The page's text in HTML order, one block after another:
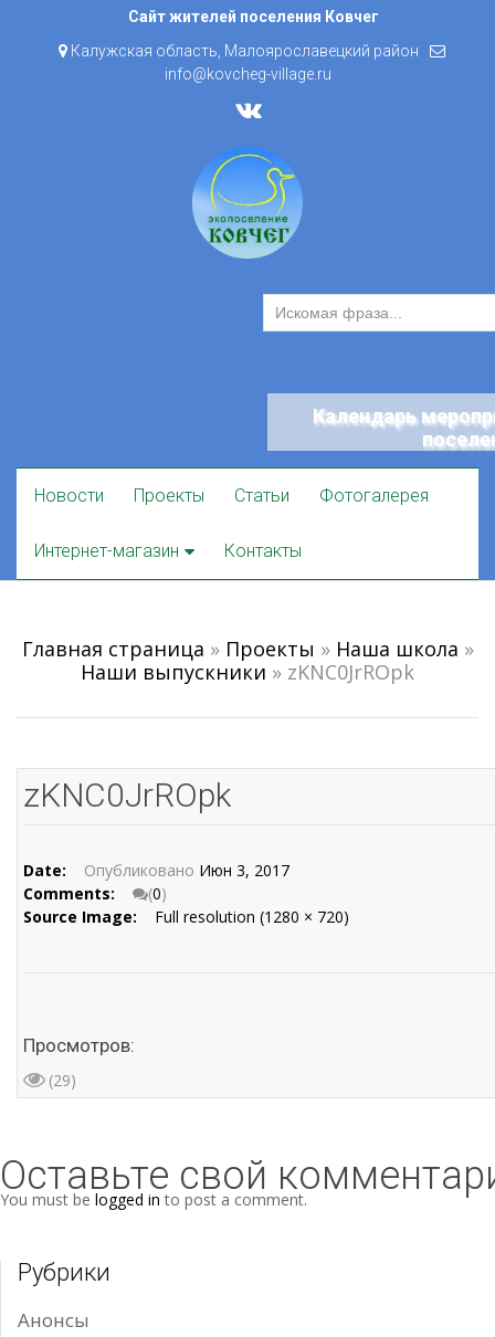
Skip
content
Сайт жителей поселения Ковчег
Калужская область, Малоярославецкий район
info@kovcheg-village.ru
Календарь
Новости Проекты Статьи Фотогалерея
Интернет-магазин Контакты
Главная страница » Проекты » Наша школа »
Наши выпускники » zKNC0JrROpk
zKNC0JrROpk
Date: Опубликовано Июн 3, 2017
Comments:
(0)
Source Image:
Full resolution (1280 × 720)
Просмотров:
(29)
Оставьте свой
You must be logged in to post a comment.
Рубрики
Анонсы